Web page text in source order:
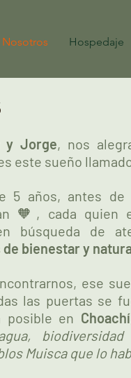
Nosotros Hospedaje
y Jorge, nos
este sueño
5 años, antes de
🧡, cada quien
búsqueda de
de bienestar y
ese
las puertas se
posible en Choachí
Muisca que lo